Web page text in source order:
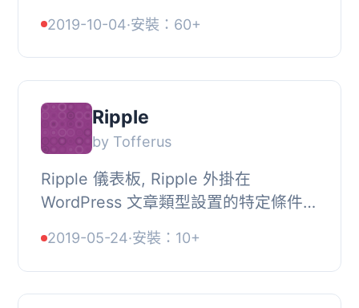
立錨點或進行連結。, 不像其他外掛，
這款是100%...
2019-10-04·安裝：60+
Ripple
by Tofferus
Ripple 儀表板, Ripple 外掛在
WordPress 文章類型設置的特定條件下
的方法，讓您對文章類型進行必要的更
改，以便您最佳...
2019-05-24·安裝：10+